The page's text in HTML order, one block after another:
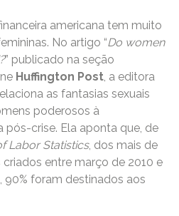
americana tem muito
No artigo “Do women
” publicado na seção
Huffington Post, a editora
as fantasias sexuais
poderosos à
pós-crise. Ela aponta que, de
Labor Statistics, dos mais de
entre março de 2010 e
90% foram destinados aos